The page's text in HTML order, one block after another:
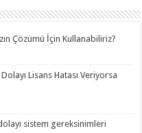
Çözümü İçin Kullanabiliriz?
Lisans Hatası Veriyorsa
sistem gereksinimleri